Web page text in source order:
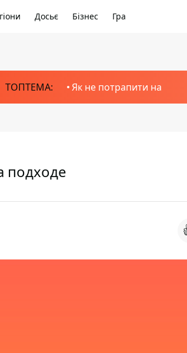
Досьє Бізнес Гра
ТОПТЕМА: Як не потрапити на
подходе